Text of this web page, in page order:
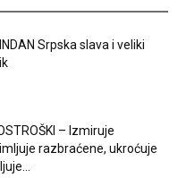
Srpska slava i veliki
– Izmiruje
razbraćene, ukroćuje